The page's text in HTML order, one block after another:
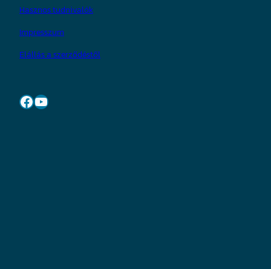
Hasznos tudnivalók
Impresszum
Elállás a szerződéstől
Facebook YouTube